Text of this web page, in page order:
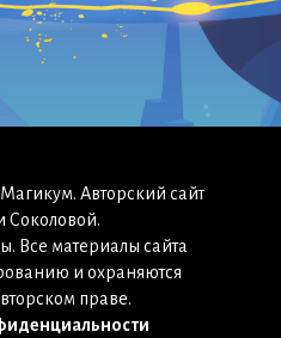
Авторский сайт
Соколовой.
Все материалы сайта
и охраняются
праве.